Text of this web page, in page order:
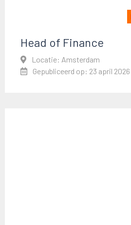
Head of Finance
Locatie: Amsterdam
Gepubliceerd op: 23 april 2026